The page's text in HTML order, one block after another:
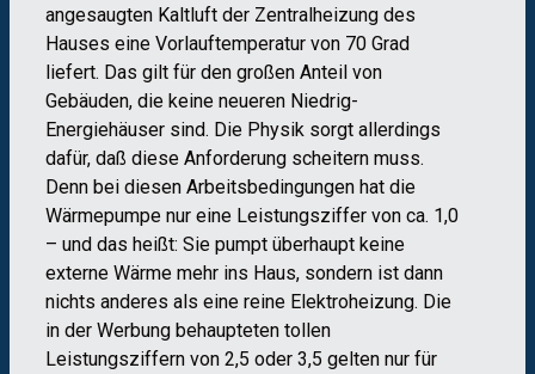
angesaugten Kaltluft der Zentralheizung des
Hauses eine Vorlauftemperatur von 70 Grad
liefert. Das gilt für den großen Anteil von
Gebäuden, die keine neueren Niedrig-
Energiehäuser sind. Die Physik sorgt allerdings
dafür, daß diese Anforderung scheitern muss.
Denn bei diesen Arbeitsbedingungen hat die
Wärmepumpe nur eine Leistungsziffer von ca. 1,0
– und das heißt: Sie pumpt überhaupt keine
externe Wärme mehr ins Haus, sondern ist dann
nichts anderes als eine reine Elektroheizung. Die
in der Werbung behaupteten tollen
Leistungsziffern von 2,5 oder 3,5 gelten nur für